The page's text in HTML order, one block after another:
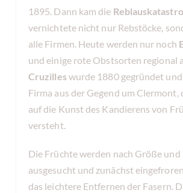
1895. Dann kam die
vernichtete nicht nur Rebstöcke,
alle Firmen. Heute werden nur noch
und einige rote Obstsorten regional
Cruzilleswurde 1880 gegründet
Firma aus der Gegend um Clermont,
auf die Kunst des Kandierens von
versteht.
Die Früchte werden nach Größe und
ausgesucht und zunächst
das leichtere Entfernen der Fasern.